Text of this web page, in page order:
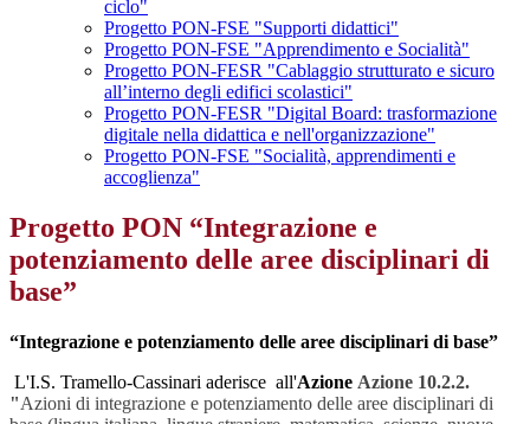
ciclo"
Progetto PON-FSE "Supporti didattici"
Progetto PON-FSE "Apprendimento e Socialità"
Progetto PON-FESR "Cablaggio strutturato e sicuro
all’interno degli edifici scolastici"
Progetto PON-FESR "Digital Board: trasformazione
digitale nella didattica e nell'organizzazione"
Progetto PON-FSE "Socialità, apprendimenti e
accoglienza"
Progetto PON “Integrazione e
potenziamento delle aree disciplinari di
base”
“Integrazione e potenziamento delle aree disciplinari di base”
L'I.S. Tramello-Cassinari aderisce all'Azione Azione 10.2.2.
"Azioni di integrazione e potenziamento delle aree disciplinari di